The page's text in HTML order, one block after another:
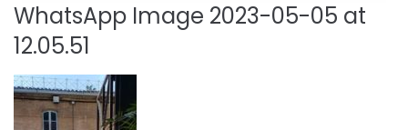
WhatsApp Image 2023-05-05 at
12.05.51